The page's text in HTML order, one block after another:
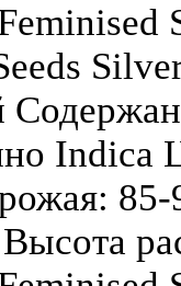
Indica